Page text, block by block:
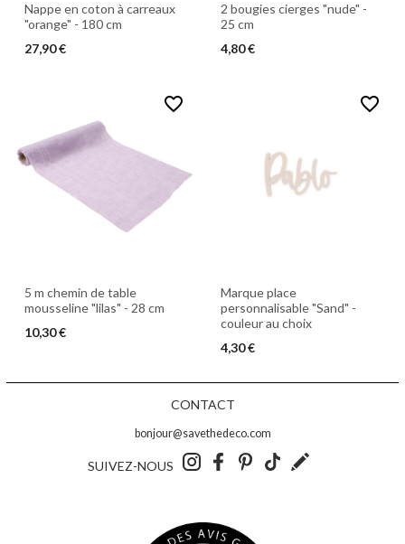
Nappe en coton à carreaux
"orange" - 180 cm
27,90 €
2 bougies cierges "nude" -
25 cm
4,80 €
favorite_border
5 m chemin de table
mousseline "lilas" - 28 cm
10,30 €
favorite_border
Marque place
personnalisable "Sand" -
couleur au choix
4,30 €
CONTACT
bonjour@savethedeco.com
SUIVEZ-NOUS